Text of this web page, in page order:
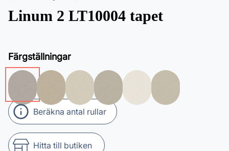
Linum 2 LT10004 tapet
Färgställningar
Beräkna antal rullar
Hitta till butiken